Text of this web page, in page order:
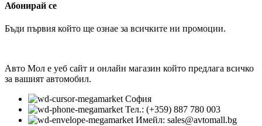
Абонирай се
Бъди първия който ще ознае за всичките ни промоции.
Авто Мол е уеб сайт и онлайн магазин който предлага всичко
за вашият автомобил.
София
Тел.: (+359) 887 780 003
Имейл: sales@avtomall.bg